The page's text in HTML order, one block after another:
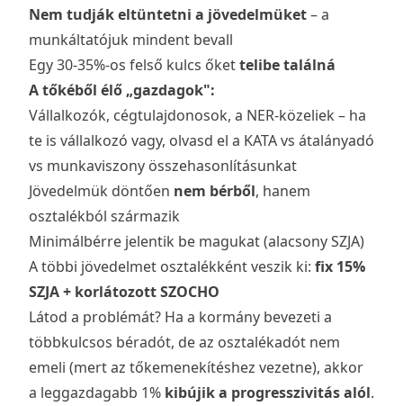
Nem tudják eltüntetni a jövedelmüket– a
munkáltatójuk mindent bevall
Egy 30-35%-os felső kulcs őkettelibe találná
A tőkéből élő „gazdagok":
Vállalkozók, cégtulajdonosok, a NER-közeliek – ha
te is vállalkozó vagy, olvasd el a KATA vs átalányadó
vs munkaviszony összehasonlításunkat
Jövedelmük döntően nem bérből, hanem
osztalékból származik
Minimálbérre jelentik be magukat (alacsony SZJA)
A többi jövedelmet osztalékként veszik ki: fix 15%
SZJA + korlátozott SZOCHO
Látod a problémát? Ha a kormány bevezeti a
többkulcsos béradót, de az osztalékadót nem
emeli (mert az tőkemenekítéshez vezetne), akkor
a leggazdagabb 1% kibújik a progresszivitás alól.